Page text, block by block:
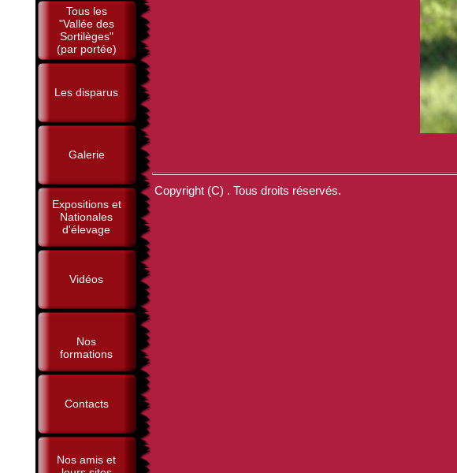
Tous les
"Vallée des
Sortilèges"
(par portée)
Les disparus
Galerie
Expositions et
Nationales
d'élevage
Vidéos
Nos
formations
Contacts
Nos amis et
Copyright (C) . Tous droits réservés.